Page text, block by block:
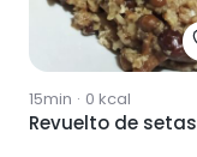
15min · 0 kcal
Revuelto de setas